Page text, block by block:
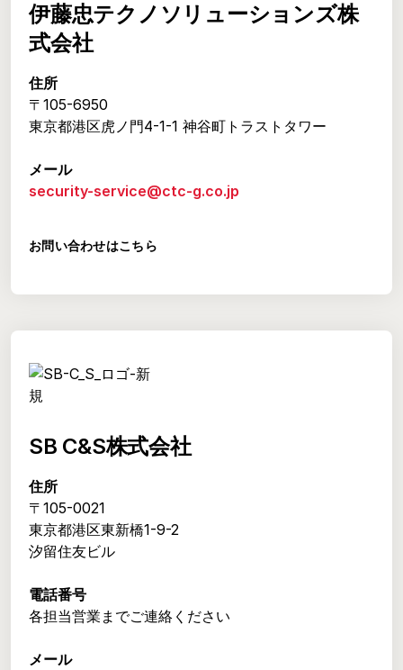
伊藤忠テクノソリューションズ株
式会社
住所
〒105-6950
東京都港区虎ノ門4-1-1 神谷町トラストタワー
メール
security-service@ctc-g.co.jp
お問い合わせはこちら
SB C&S株式会社
住所
〒105-0021
東京都港区東新橋1-9-2
汐留住友ビル
電話番号
各担当営業までご連絡ください
メール